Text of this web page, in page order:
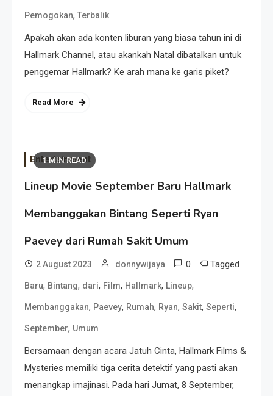
Pemogokan, Terbalik
Apakah akan ada konten liburan yang biasa tahun ini di
Hallmark Channel, atau akankah Natal dibatalkan untuk
penggemar Hallmark? Ke arah mana ke garis piket?
Read More
1 MIN READ
Entertainment
Lineup Movie September Baru Hallmark
Membanggakan Bintang Seperti Ryan
Paevey dari Rumah Sakit Umum
2 August 2023 donnywijaya 0 Tagged
Baru, Bintang, dari, Film, Hallmark, Lineup,
Membanggakan, Paevey, Rumah, Ryan, Sakit, Seperti,
September, Umum
Bersamaan dengan acara Jatuh Cinta, Hallmark Films &
Mysteries memiliki tiga cerita detektif yang pasti akan
menangkap imajinasi. Pada hari Jumat, 8 September,